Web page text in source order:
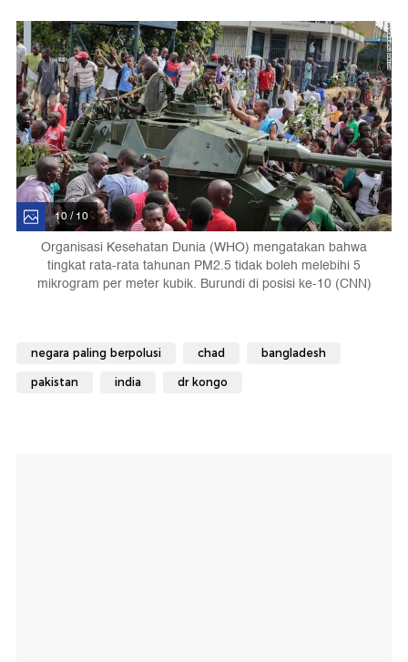
10 / 10
Organisasi Kesehatan Dunia (WHO) mengatakan bahwa
tingkat rata-rata tahunan PM2.5 tidak boleh melebihi 5
mikrogram per meter kubik. Burundi di posisi ke-10 (CNN)
negara paling berpolusi chad bangladesh
pakistan india dr kongo